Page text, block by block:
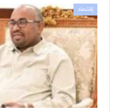
إقتصاد